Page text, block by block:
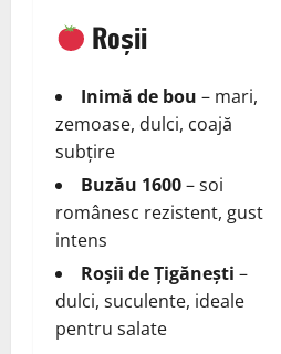
Roșii
Inimă de bou – mari,
zemoase, dulci, coajă
subțire
Buzău 1600– soi
românesc rezistent, gust
intens
Roșii de Țigănești –
dulci, suculente, ideale
pentru salate